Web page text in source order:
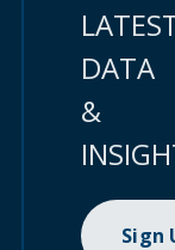
DATA
&
Sign